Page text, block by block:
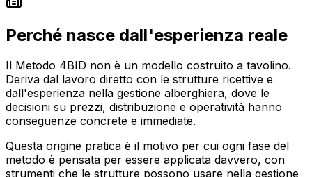
Perché nasce dall'esperienza reale
Il Metodo 4BID non è un modello costruito a tavolino.
Deriva dal lavoro diretto con le strutture ricettive e
dall'esperienza nella gestione alberghiera, dove le
decisioni su prezzi, distribuzione e operatività hanno
conseguenze concrete e immediate.
Questa origine pratica è il motivo per cui ogni fase del
metodo è pensata per essere applicata davvero, con
strumenti che le strutture possono usare nella gestione